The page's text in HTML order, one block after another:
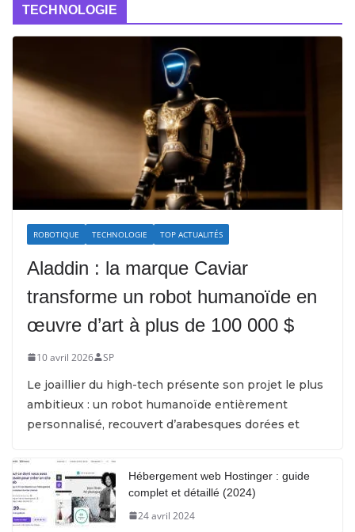
TECHNOLOGIE
ROBOTIQUE TECHNOLOGIE TOP ACTUALITÉS
Aladdin : la marque Caviar
transforme un robot humanoïde en
œuvre d’art à plus de 100 000 $
10 avril 2026 SP
Le joaillier du high-tech présente son projet le plus
ambitieux : un robot humanoïde entièrement
personnalisé, recouvert d’arabesques dorées et
Hébergement web Hostinger : guide
complet et détaillé (2024)
24 avril 2024